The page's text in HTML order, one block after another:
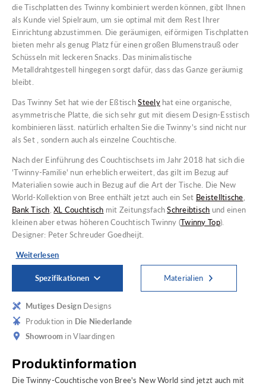
die Tischplatten des Twinny kombiniert werden können, gibt Ihnen
als Kunde viel Spielraum, um sie optimal mit dem Rest Ihrer
Einrichtung abzustimmen. Die geräumigen, eiförmigen Tischplatten
bieten mehr als genug Platz für einen großen Blumenstrauß oder
Schüsseln mit leckeren Snacks. Das minimalistische
Metalldrahtgestell hingegen sorgt dafür, dass das Ganze geräumig
bleibt.
Das Twinny Set hat wie der EßtischSteelyhat eine organische,
asymmetrische Platte, die sich sehr gut mit diesem Design-Esstisch
kombinieren lässt. natürlich erhalten Sie die Twinny's sind nicht nur
als Set , sondern auch als einzelne Couchtische.
Nach der Einführung des Couchtischsets im Jahr 2018 hat sich die
'Twinny-Familie' nun erheblich erweitert, das gilt im Bezug auf
Materialien sowie auch in Bezug auf die Art der Tische. Die New
World-Kollektion von Bree enthält jetzt auch ein Set Beistelltische
Bank Tisch ,XL Couchtisch mit ZeitungsfachSchreibtisch und einen
kleinen aber etwas höheren Couchtisch Twinny (Twinny Top).
Designer: Peter Schreuder Goedheijt.
Weiterlesen
Spezifikationen Materialien
Mutiges DesignDesigns
Produktion in Die Niederlande
Showroom in Vlaardingen
Produktinformation
Die Twinny-Couchtische von Bree's New World sind jetzt auch mit